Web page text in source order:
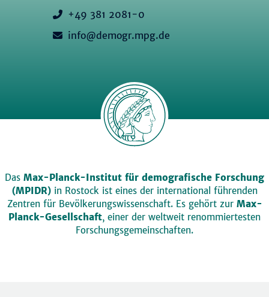
+49 381 2081-0
info@demogr.mpg.de
Das Max-Planck-Institut für demografische Forschung
(MPIDR)in Rostock ist eines der international führenden
Zentren für Bevölkerungswissenschaft. Es gehört zur Max-
Planck-Gesellschaft, einer der weltweit renommiertesten
Forschungsgemeinschaften.